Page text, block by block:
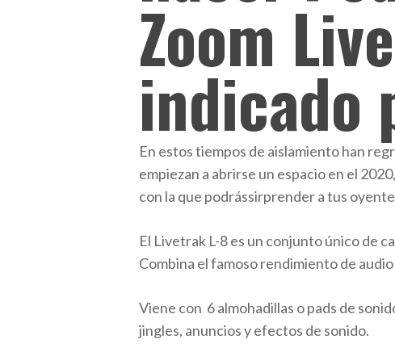
Zoom
indicado
En estos tiempos de aislamiento han
empiezan a abrirse un espacio en el
con la que podrássirprender a tus
El Livetrak L-8 es un conjunto único de
Combina el famoso rendimiento de
Viene con 6 almohadillas o pads de
jingles, anuncios y efectos de sonido.